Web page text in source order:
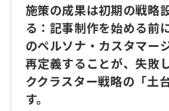
施策の成果は初期の戦略
る：記事制作を始める前
のペルソナ・カスタマー
再定義することが、失敗
ククラスター戦略の「土
す。